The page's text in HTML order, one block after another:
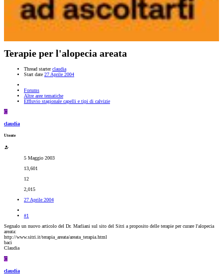
Terapie per l'alopecia areata
Thread starter claudia
Start date 27 Aprile 2004
Forums
Altre aree tematiche
Effluvio stagionale capelli e tipi di calvizie
C
claudia
Utente
5 Maggio 2003
13,601
12
2,015
27 Aprile 2004
#1
Segnalo un nuovo articolo del Dr. Marliani sul sito del Sitri a proposito delle terapie per curare l'alopecia
areata:
http://www.sitri.it/terapia_areata/areata_terapia.html
baci
Claudia
C
claudia